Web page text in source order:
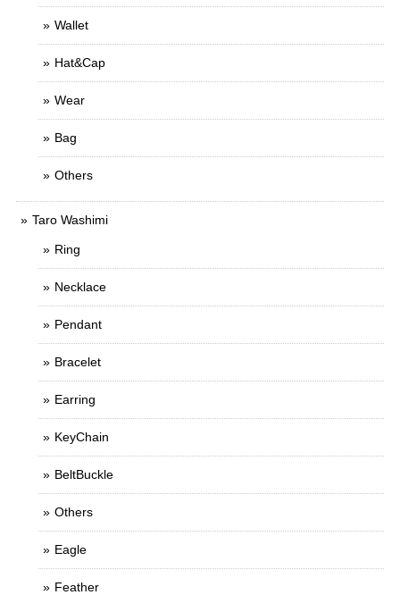
Wallet
Hat&Cap
Wear
Bag
Others
Taro Washimi
Ring
Necklace
Pendant
Bracelet
Earring
KeyChain
BeltBuckle
Others
Eagle
Feather